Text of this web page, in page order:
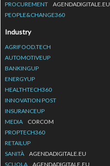
PROCUREMENT
AGENDADIGITALE.EU
PEOPLE&CHANGE360
Industry
AGRIFOOD.TECH
AUTOMOTIVEUP
BANKINGUP
ENERGYUP
HEALTHTECH360
INNOVATION POST
INSURANCEUP
MEDIA
CORCOM
PROPTECH360
RETAILUP
SANITÀ
AGENDADIGITALE.EU
SCUOLA
AGENDADIGITALE.EU